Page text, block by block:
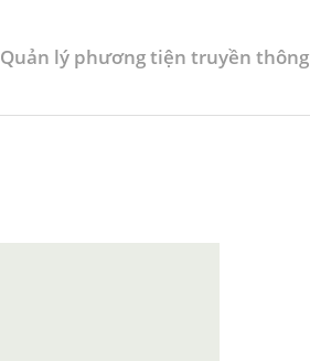
Quản lý phương tiện truyền thông